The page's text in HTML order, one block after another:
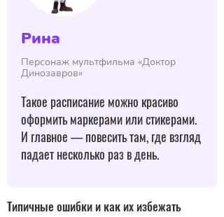
Рина
Персонаж мультфильма «Доктор
Динозавров»
Такое расписание можно красиво
оформить маркерами или стикерами.
И главное — повесить там, где взгляд
падает несколько раз в день.
Типичные ошибки и как их избежать